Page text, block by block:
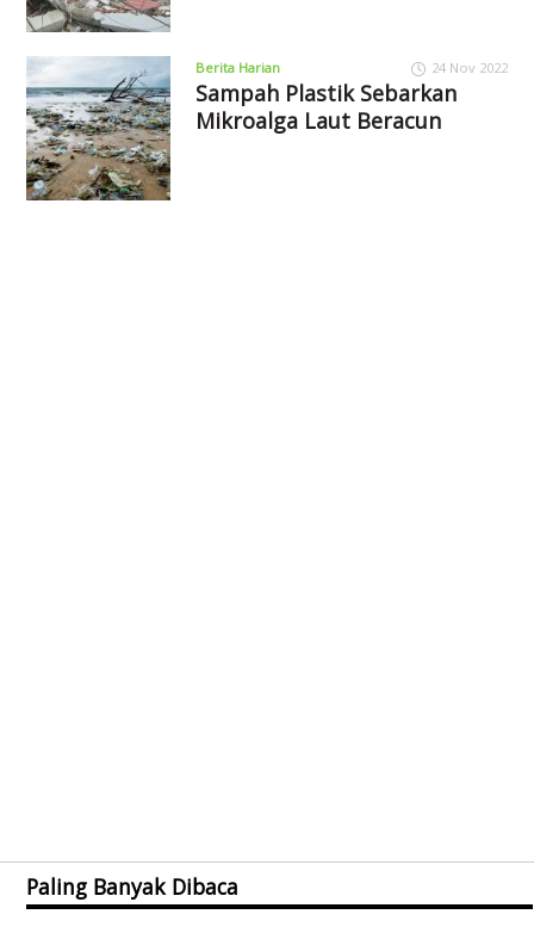
Berita Harian 24 Nov 2022
Sampah Plastik Sebarkan
Mikroalga Laut Beracun
Paling Banyak Dibaca